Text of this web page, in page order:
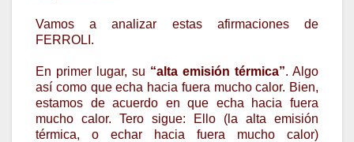
Vamos a analizar estas afirmaciones de
FERROLI.
En primer lugar, su “alta emisión térmica”. Algo
así como que echa hacia fuera mucho calor. Bien,
estamos de acuerdo en que echa hacia fuera
mucho calor. Tero sigue: Ello (la alta emisión
térmica, o echar hacia fuera mucho calor)